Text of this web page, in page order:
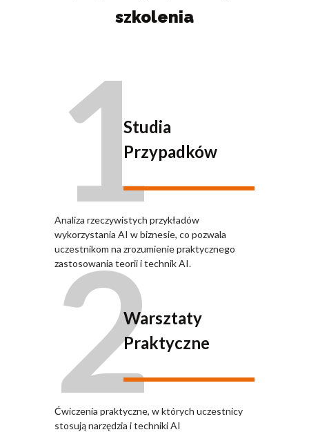
szkolenia
1
Studia
Przypadków
Analiza rzeczywistych przykładów
wykorzystania AI w biznesie, co pozwala
uczestnikom na zrozumienie praktycznego
zastosowania teorii i technik AI.
2Warsztaty
Praktyczne
Ćwiczenia praktyczne, w których uczestnicy
stosują narzędzia i techniki AI